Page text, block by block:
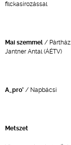
filckasírozással
Mai szemmel /
Jantner Antal (ÁÉTV)
A_pro’ / Napbácsi
Metszet